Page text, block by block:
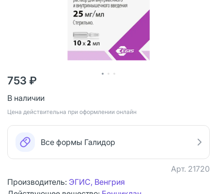
753 ₽
В наличии
Цена действительна при оформлении онлайн
Все формы Галидор
Арт. 21720
Производитель: ЭГИС, Венгрия